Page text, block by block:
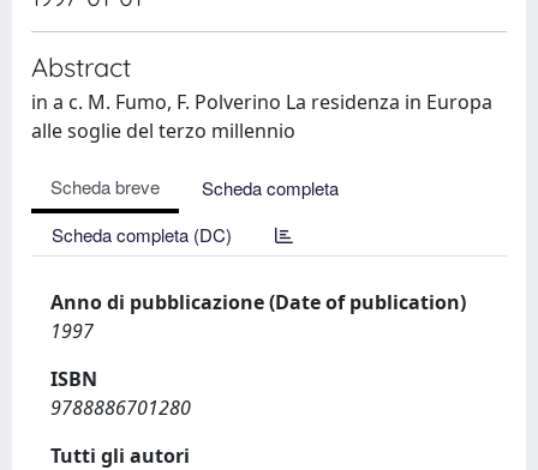
Abstract
in a c. M. Fumo, F. Polverino La residenza in Europa
alle soglie del terzo millennio
Scheda breve
Scheda completa
Scheda completa (DC)
Anno di pubblicazione (Date of publication)
1997
ISBN
9788886701280
Tutti gli autori